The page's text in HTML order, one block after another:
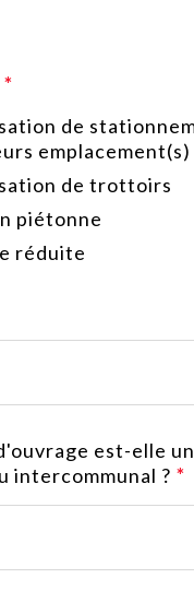
de
emplacement(s)
de trottoirs
piétonne
réduite
est-elle
intercommunal ? *